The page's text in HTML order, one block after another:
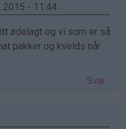
- 11:44
ødelagt og vi som er så
pakker og kvelds når
Svar